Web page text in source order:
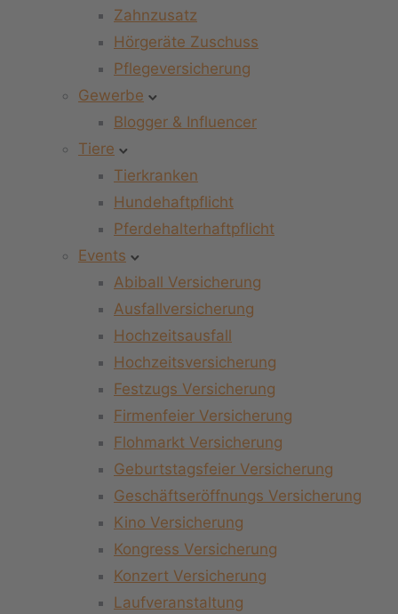
Zahnzusatz
Hörgeräte Zuschuss
Pflegeversicherung
Gewerbe
Blogger & Influencer
Tiere
Tierkranken
Hundehaftpflicht
Pferdehalterhaftpflicht
Events
Abiball Versicherung
Ausfallversicherung
Hochzeitsausfall
Hochzeitsversicherung
Festzugs Versicherung
Firmenfeier Versicherung
Flohmarkt Versicherung
Geburtstagsfeier Versicherung
Geschäftseröffnungs Versicherung
Kino Versicherung
Kongress Versicherung
Konzert Versicherung
Laufveranstaltung